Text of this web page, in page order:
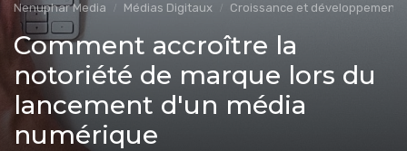
Nenuphar Media Médias Digitaux Croissance et développement
Comment accroître la
notoriété de marque lors du
lancement d'un média
numérique